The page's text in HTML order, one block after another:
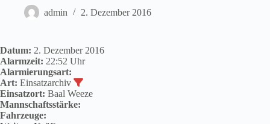
admin 2. Dezember 2016
Datum: 2. Dezember 2016
Alarmzeit: 22:52 Uhr
Alarmierungsart:
Art: Einsatzarchiv
Einsatzort: Baal Weeze
Mannschaftsstärke:
Fahrzeuge: